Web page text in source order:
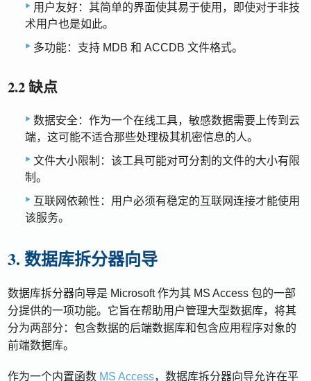
用户友好：其简单的界面使其易于使用，即使对于非技
术用户也是如此。
多功能：支持 MDB 和 ACCDB 文件格式。
2.2 缺点
数据安全：作为一个在线工具，敏感数据需要上传到云
端，这可能不适合那些处理极其机密信息的人。
文件大小限制：该工具可能对可分割的文件的大小有限
制。
互联网依赖性：用户必须有稳定的互联网连接才能使用
该服务。
3. 数据库拆分器向导
数据库拆分器向导是 Microsoft 作为其 MS Access 包的一部
分提供的一项功能。它旨在帮助用户管理大型数据库，将其
分为两部分：包含数据的后端数据库和包含应用程序对象的
前端数据库。
作为一个内置函数 MS Access，数据库拆分器向导允许在平